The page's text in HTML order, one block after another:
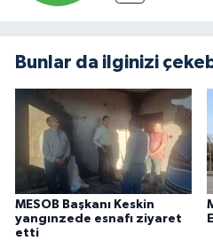
Bunlar da ilginizi
MESOB Başkanı Keskin
yangınzede esnafı ziyaret
etti